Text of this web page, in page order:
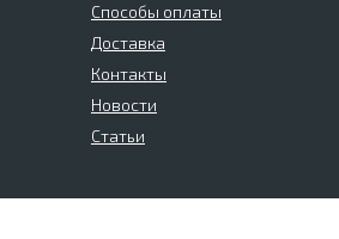
Способы оплаты
Доставка
Контакты
Новости
Статьи